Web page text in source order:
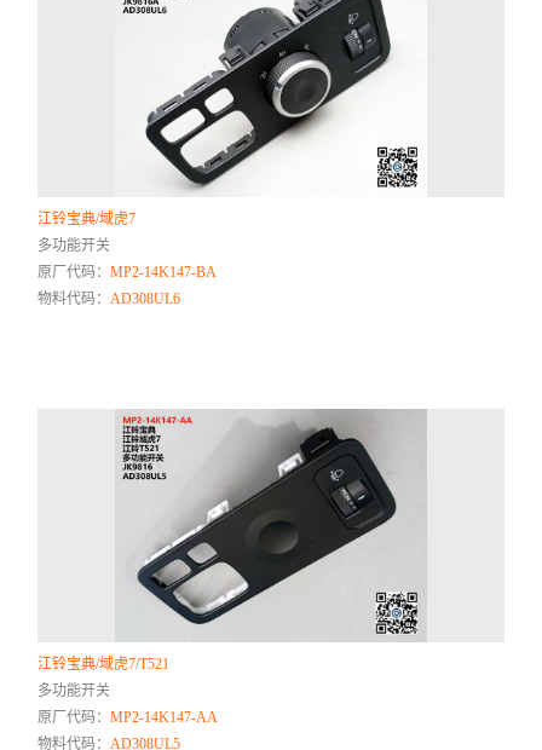
江铃宝典/域虎7
多功能开关
原厂代码：MP2-14K147-BA
物料代码：AD308UL6
江铃宝典/域虎7/T521
多功能开关
原厂代码：MP2-14K147-AA
物料代码： AD308UL5